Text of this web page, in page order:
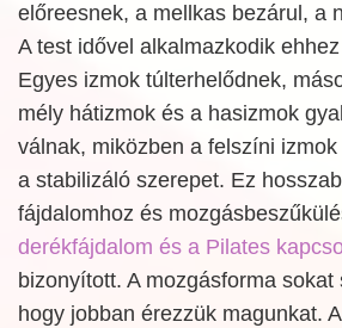
előreesnek, a mellkas bezárul, a
A test idővel alkalmazkodik
Egyes izmok túlterhelődnek,
mély hátizmok és a hasizmok
válnak, miközben a felszíni
a stabilizáló szerepet. Ez
fájdalomhoz és
derékfájdalom és a Pilates
bizonyított. A mozgásforma
hogy jobban érezzük magunkat.